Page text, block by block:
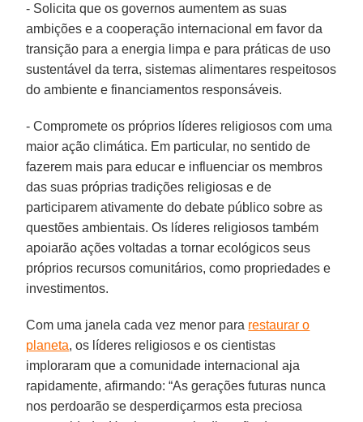
- Solicita que os governos aumentem as suas
ambições e a cooperação internacional em favor da
transição para a energia limpa e para práticas de uso
sustentável da terra, sistemas alimentares respeitosos
do ambiente e financiamentos responsáveis.
- Compromete os próprios líderes religiosos com uma
maior ação climática. Em particular, no sentido de
fazerem mais para educar e influenciar os membros
das suas próprias tradições religiosas e de
participarem ativamente do debate público sobre as
questões ambientais. Os líderes religiosos também
apoiarão ações voltadas a tornar ecológicos seus
próprios recursos comunitários, como propriedades e
investimentos.
Com uma janela cada vez menor para restaurar o
planeta, os líderes religiosos e os cientistas
imploraram que a comunidade internacional aja
rapidamente, afirmando: “As gerações futuras nunca
nos perdoarão se desperdiçarmos esta preciosa